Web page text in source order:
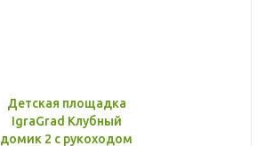
Детская площадка
IgraGrad Клубный
домик 2 с рукоходом